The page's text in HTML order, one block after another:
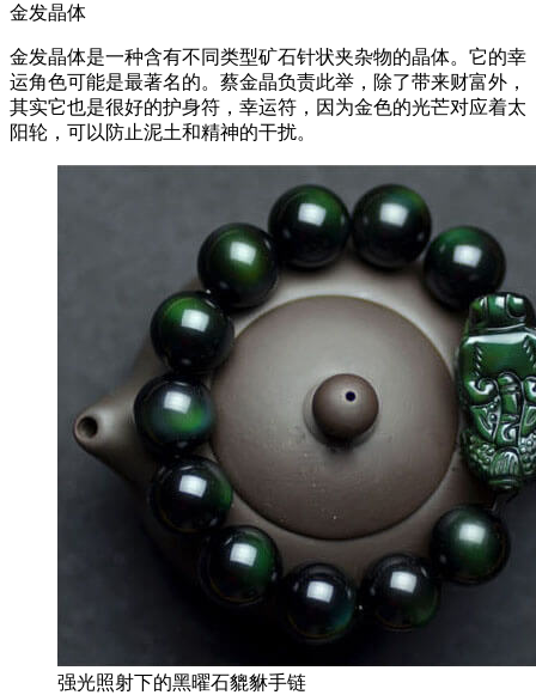
金发晶体
金发晶体是一种含有不同类型矿石针状夹杂物的晶体。它的幸
运角色可能是最著名的。蔡金晶负责此举，除了带来财富外，
其实它也是很好的护身符，幸运符，因为金色的光芒对应着太
阳轮，可以防止泥土和精神的干扰。
强光照射下的黑曜石貔貅手链